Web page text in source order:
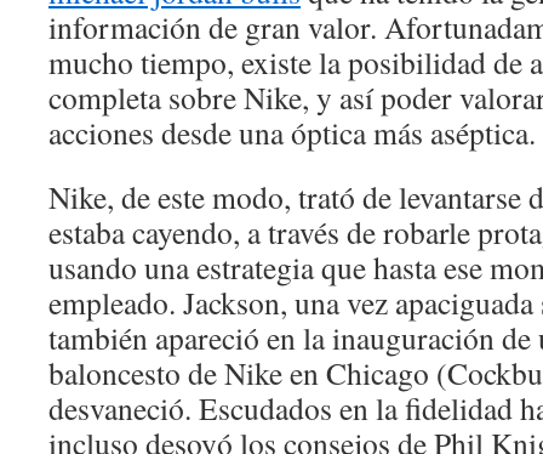
información de gran valor.
mucho tiempo, existe la posibilidad de
completa sobre Nike, y así poder
acciones desde una óptica más aséptica.
Nike, de este modo, trató de levantarse
estaba cayendo, a través de robarle
usando una estrategia que hasta ese
empleado. Jackson, una vez
también apareció en la inauguración de
baloncesto de Nike en Chicago
desvaneció. Escudados en la fidelidad
incluso desoyó los consejos de Phil